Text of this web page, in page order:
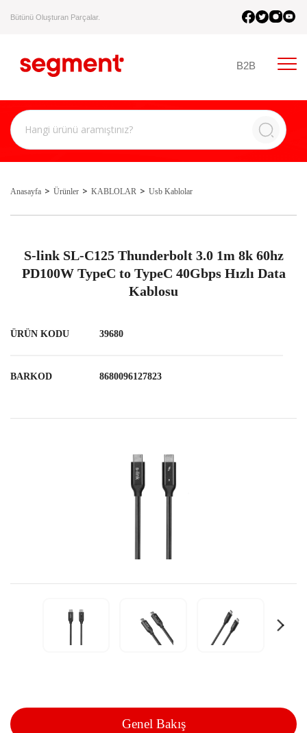
Bütünü Oluşturan Parçalar.
B2B
Anasayfa Ürünler KABLOLAR Usb Kablolar
S-link SL-C125 Thunderbolt 3.0 1m 8k 60hz
PD100W TypeC to TypeC 40Gbps Hızlı Data
Kablosu
ÜRÜN KODU 39680
BARKOD 8680096127823
Genel Bakış